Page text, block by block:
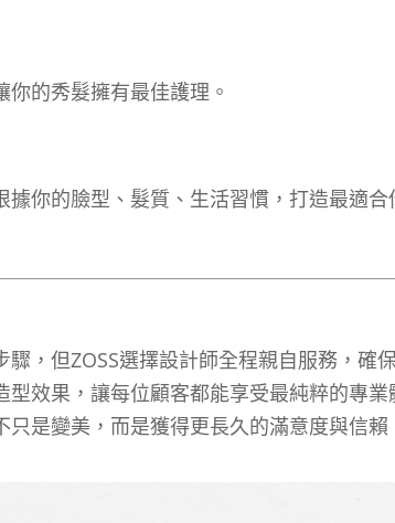
的秀髮擁有最佳護理。
你的臉型、髮質、生活習慣，打造最適合
，但ZOSS選擇設計師全程親自服務，確
效果，讓每位顧客都能享受最純粹的專業
是變美，而是獲得更長久的滿意度與信賴